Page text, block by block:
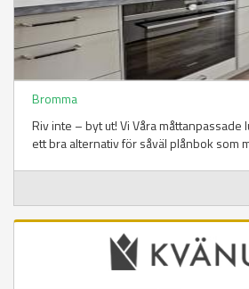
Bromma
Riv inte – byt ut! Vi Våra
ett bra alternativ för såväl plånbok som